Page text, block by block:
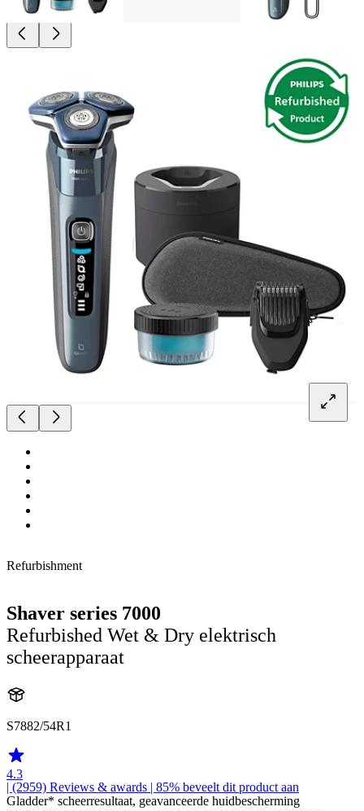
Refurbishment
Shaver series 7000
Refurbished Wet & Dry elektrisch
scheerapparaat
S7882/54R1
4.3
| (2959) Reviews & awards | 85% beveelt dit product aan
Gladder* scheerresultaat, geavanceerde huidbescherming